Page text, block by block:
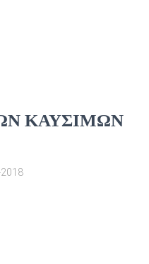
ΚΑΥΣΙΜΩΝ